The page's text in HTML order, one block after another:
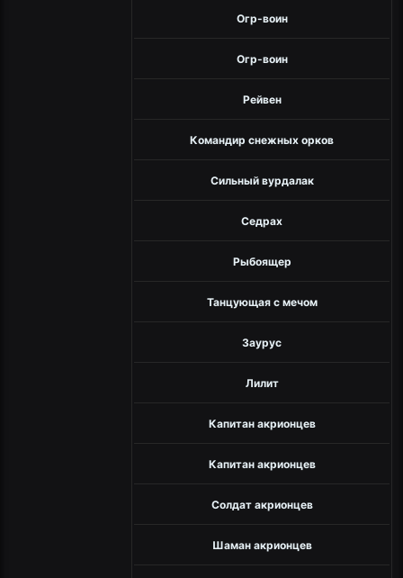
Огр-воин
Огр-воин
Рейвен
Командир снежных орков
Сильный вурдалак
Седрах
Рыбоящер
Танцующая с мечом
Заурус
Лилит
Капитан акрионцев
Капитан акрионцев
Солдат акрионцев
Шаман акрионцев